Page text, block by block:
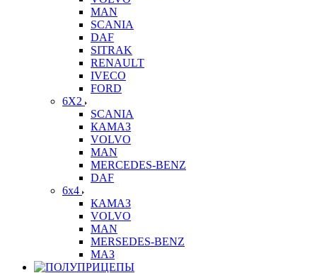
MAN
SCANIA
DAF
SITRAK
RENAULT
IVECO
FORD
6X2
SCANIA
КАМАЗ
VOLVO
MAN
MERCEDES-BENZ
DAF
6x4
КАМАЗ
VOLVO
MAN
MERSEDES-BENZ
МАЗ